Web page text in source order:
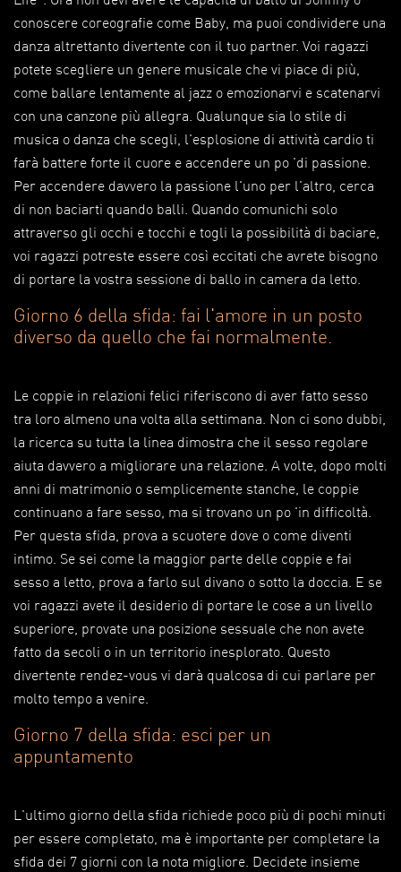
conoscere coreografie come Baby, ma puoi condividere una
danza altrettanto divertente con il tuo partner. Voi ragazzi
potete scegliere un genere musicale che vi piace di più,
come ballare lentamente al jazz o emozionarvi e scatenarvi
con una canzone più allegra. Qualunque sia lo stile di
musica o danza che scegli, l'esplosione di attività cardio ti
farà battere forte il cuore e accendere un po 'di passione.
Per accendere davvero la passione l'uno per l'altro, cerca
di non baciarti quando balli. Quando comunichi solo
attraverso gli occhi e tocchi e togli la possibilità di baciare,
voi ragazzi potreste essere così eccitati che avrete bisogno
di portare la vostra sessione di ballo in camera da letto.
Giorno 6 della sfida: fai l'amore in un posto
diverso da quello che fai normalmente.
Le coppie in relazioni felici riferiscono di aver fatto sesso
tra loro almeno una volta alla settimana. Non ci sono dubbi,
la ricerca su tutta la linea dimostra che il sesso regolare
aiuta davvero a migliorare una relazione. A volte, dopo molti
anni di matrimonio o semplicemente stanche, le coppie
continuano a fare sesso, ma si trovano un po 'in difficoltà.
Per questa sfida, prova a scuotere dove o come diventi
intimo. Se sei come la maggior parte delle coppie e fai
sesso a letto, prova a farlo sul divano o sotto la doccia. E se
voi ragazzi avete il desiderio di portare le cose a un livello
superiore, provate una posizione sessuale che non avete
fatto da secoli o in un territorio inesplorato. Questo
divertente rendez-vous vi darà qualcosa di cui parlare per
molto tempo a venire.
Giorno 7 della sfida: esci per un
appuntamento
L'ultimo giorno della sfida richiede poco più di pochi minuti
per essere completato, ma è importante per completare la
sfida dei 7 giorni con la nota migliore. Decidete insieme